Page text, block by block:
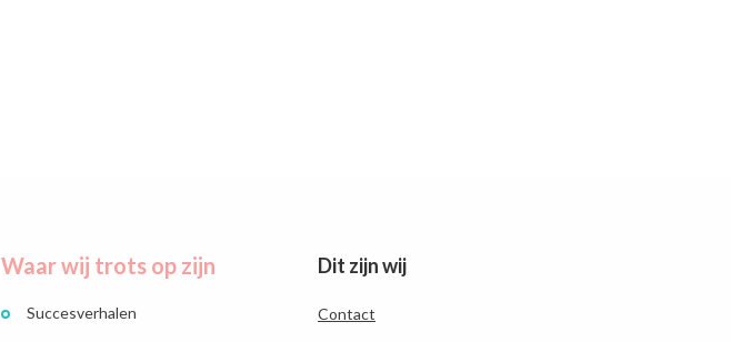
Waar wij trots op zijn
Succesverhalen
Dit zijn wij
Contact